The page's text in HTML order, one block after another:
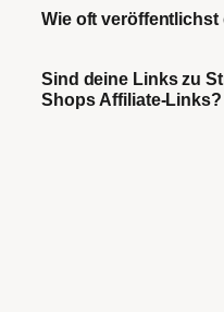
Wie oft veröffentlichst
Sind deine Links zu
Shops Affiliate-Links?